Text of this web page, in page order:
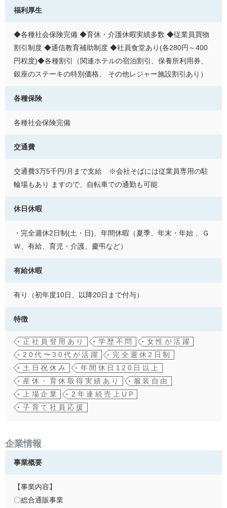
福利厚生
◆各種社会保険完備 ◆育休・介護休暇実績多数 ◆従業員買物
割引制度 ◆通信教育補助制度 ◆社員食堂あり(各280円～400
円程度)◆各種割引（関連ホテルの宿泊割引、保養所利用券、
銀座のステーキの特別価格、 その他レジャー施設割引あり）
各種保険
各種社会保険完備
交通費
交通費3万5千円/月まで支給 ※会社そばには従業員専用の駐
輪場もあり ますので、自転車での通勤も可能
休日休暇
・完全週休2日制(土・日)、年間休暇（夏季、年末・年始 、Ｇ
Ｗ、有給、育児・介護、慶弔など）
有給休暇
有り（初年度10日、以降20日まで付与）
特徴
正社員登用あり 学歴不問
女性が活躍
20代〜30代が活躍
完全週休2日制
土日祝休み
年間休日120日以上
産休・育休取得実績あり
服装自由
上場企業
2年連続売上UP
子育て社員応援
企業情報
事業概要
【事業内容】
〇総合通販事業